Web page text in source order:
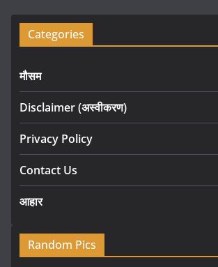
Categories
मौसम
Disclaimer (अस्वीकरण)
Privacy Policy
Contact Us
आहार
Random Pics